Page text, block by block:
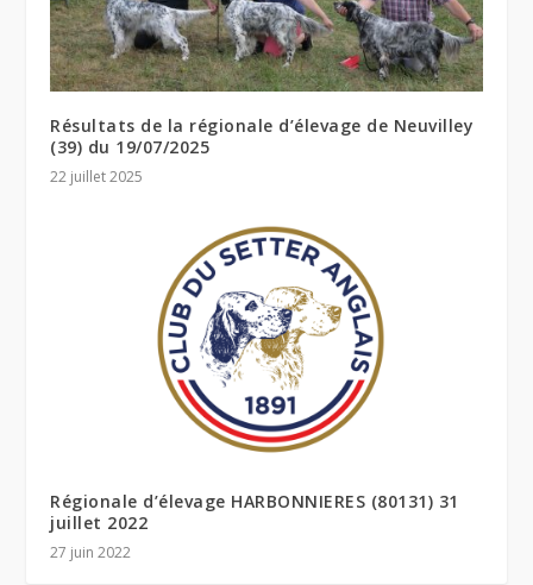
Résultats de la régionale d’élevage de Neuvilley
(39) du 19/07/2025
22 juillet 2025
Régionale d’élevage HARBONNIERES (80131) 31
juillet 2022
27 juin 2022